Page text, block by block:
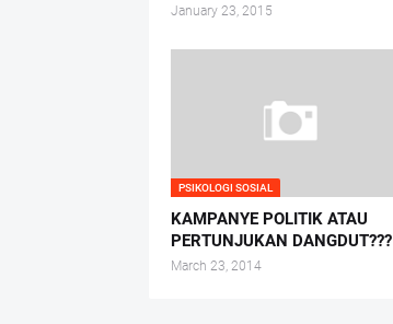
January 23, 2015
PSIKOLOGI SOSIAL
KAMPANYE POLITIK ATAU
PERTUNJUKAN DANGDUT???
March 23, 2014